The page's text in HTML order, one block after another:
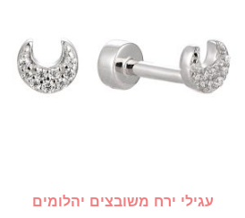
עגילי ירח משובצים יהלומים